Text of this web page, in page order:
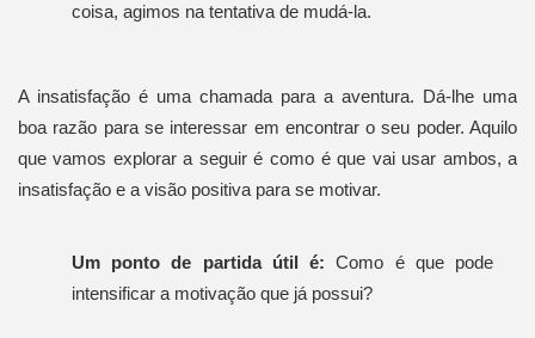
coisa, agimos na tentativa de mudá-la.
A insatisfação é uma chamada para a aventura. Dá-lhe uma
boa razão para se interessar em encontrar o seu poder. Aquilo
que vamos explorar a seguir é como é que vai usar ambos, a
insatisfação e a visão positiva para se motivar.
Um ponto de partida útil é: Como é que pode
intensificar a motivação que já possui?